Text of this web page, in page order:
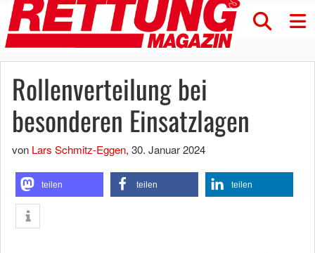
Rollenverteilung bei
besonderen Einsatzlagen
von Lars Schmitz-Eggen, 30. Januar 2024
teilen teilen teilen